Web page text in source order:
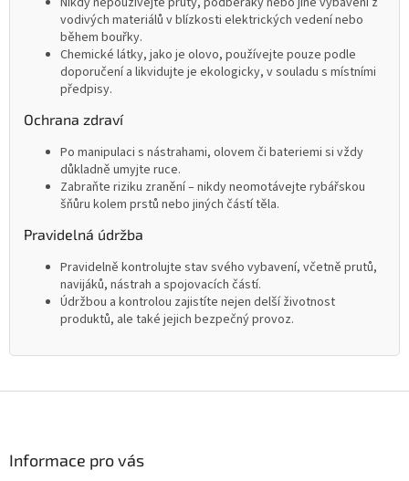
vodivých materiálů v blízkosti elektrických vedení nebo
během bouřky.
Chemické látky, jako je olovo, používejte pouze podle
doporučení a likvidujte je ekologicky, v souladu s místními
předpisy.
Ochrana zdraví
Po manipulaci s nástrahami, olovem či bateriemi si vždy
důkladně umyjte ruce.
Zabraňte riziku zranění – nikdy neomotávejte rybářskou
šňůru kolem prstů nebo jiných částí těla.
Pravidelná údržba
Pravidelně kontrolujte stav svého vybavení, včetně prutů,
navijáků, nástrah a spojovacích částí.
Údržbou a kontrolou zajistíte nejen delší životnost
produktů, ale také jejich bezpečný provoz.
Informace pro vás